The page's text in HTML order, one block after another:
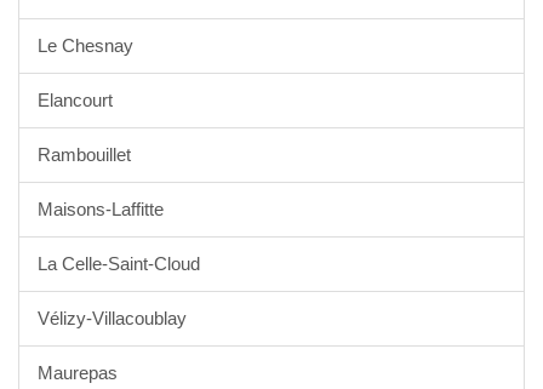
Le Chesnay
Elancourt
Rambouillet
Maisons-Laffitte
La Celle-Saint-Cloud
Vélizy-Villacoublay
Maurepas